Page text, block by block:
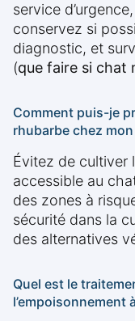
service
conservez si
diagnostic, et
(que faire si chat
Comment puis-je
rhubarbe chez
Évitez de cultiver
accessible au
des zones à
sécurité dans la
des alternatives
Quel est le
l’empoisonnement